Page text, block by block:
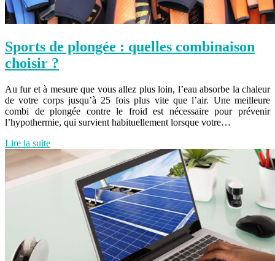
Sports de plongée : quelles combinaison
choisir ?
Au fur et à mesure que vous allez plus loin, l’eau absorbe la chaleur
de votre corps jusqu’à 25 fois plus vite que l’air. Une meilleure
combi de plongée contre le froid est nécessaire pour prévenir
l’hypothermie, qui survient habituellement lorsque votre…
Lire la suite